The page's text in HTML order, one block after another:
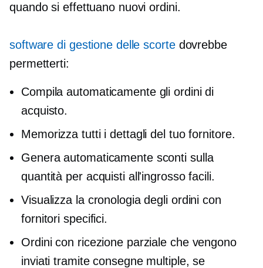
quando si effettuano nuovi ordini.
software di gestione delle scortedovrebbe
permetterti:
Compila automaticamente gli ordini di
acquisto.
Memorizza tutti i dettagli del tuo fornitore.
Genera automaticamente sconti sulla
quantità per acquisti all'ingrosso facili.
Visualizza la cronologia degli ordini con
fornitori specifici.
Ordini con ricezione parziale che vengono
inviati tramite consegne multiple, se